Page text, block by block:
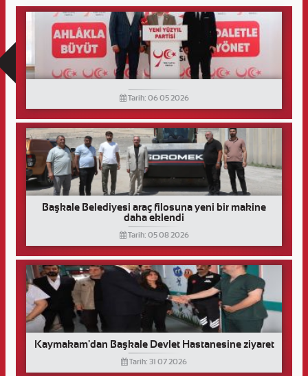
Tarih: 06 05 2026
Başkale Belediyesi araç filosuna yeni bir makine
daha eklendi
Tarih: 05 08 2026
Kaymakam'dan Başkale Devlet Hastanesine ziyaret
Tarih: 31 07 2026